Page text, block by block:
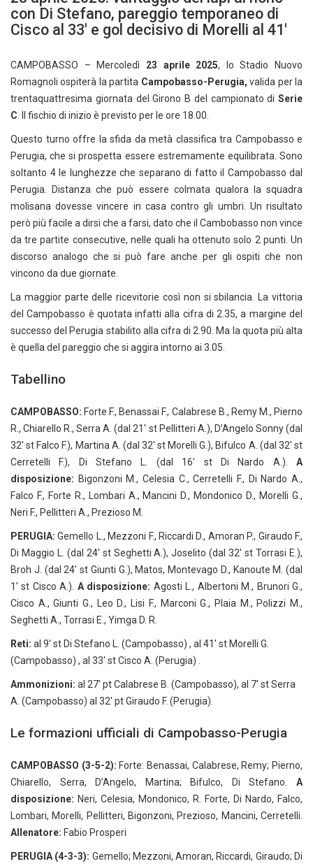
con Di Stefano, pareggio temporaneo di
Cisco al 33′ e gol decisivo di Morelli al 41′
CAMPOBASSO – Mercoledì 23 aprile 2025, lo Stadio Nuovo
Romagnoli ospiterà la partita Campobasso-Perugia, valida per la
trentaquattresima giornata del Girono B del campionato di Serie
C. Il fischio di inizio è previsto per le ore 18.00.
Questo turno offre la sfida da metà classifica tra Campobasso e
Perugia, che si prospetta essere estremamente equilibrata. Sono
soltanto 4 le lunghezze che separano di fatto il Campobasso dal
Perugia. Distanza che può essere colmata qualora la squadra
molisana dovesse vincere in casa contro gli umbri. Un risultato
però più facile a dirsi che a farsi, dato che il Cambobasso non vince
da tre partite consecutive, nelle quali ha ottenuto solo 2 punti. Un
discorso analogo che si può fare anche per gli ospiti che non
vincono da due giornate.
La maggior parte delle ricevitorie così non si sbilancia. La vittoria
del Campobasso è quotata infatti alla cifra di 2.35, a margine del
successo del Perugia stabilito alla cifra di 2.90. Ma la quota più alta
è quella del pareggio che si aggira intorno ai 3.05.
Tabellino
CAMPOBASSO: Forte F., Benassai F., Calabrese B., Remy M., Pierno
R., Chiarello R., Serra A. (dal 21′ st Pellitteri A.), D’Angelo Sonny (dal
32′ st Falco F.), Martina A. (dal 32′ st Morelli G.), Bifulco A. (dal 32′ st
Cerretelli F.), Di Stefano L. (dal 16′ st Di Nardo A.). A
disposizione: Bigonzoni M., Celesia C., Cerretelli F., Di Nardo A.,
Falco F., Forte R., Lombari A., Mancini D., Mondonico D., Morelli G.,
Neri F., Pellitteri A., Prezioso M.
PERUGIA: Gemello L., Mezzoni F., Riccardi D., Amoran P., Giraudo F.,
Di Maggio L. (dal 24′ st Seghetti A.), Joselito (dal 32′ st Torrasi E.),
Broh J. (dal 24′ st Giunti G.), Matos, Montevago D., Kanoute M. (dal
1′ st Cisco A.). A disposizione: Agosti L., Albertoni M., Brunori G.,
Cisco A., Giunti G., Leo D., Lisi F., Marconi G., Plaia M., Polizzi M.,
Seghetti A., Torrasi E., Yimga D. R.
Reti: al 9′ st Di Stefano L. (Campobasso) , al 41′ st Morelli G.
(Campobasso) , al 33′ st Cisco A. (Perugia) .
Ammonizioni: al 27′ pt Calabrese B. (Campobasso), al 7′ st Serra
A. (Campobasso) al 32′ pt Giraudo F. (Perugia).
Le formazioni ufficiali di Campobasso-Perugia
CAMPOBASSO (3-5-2): Forte: Benassai, Calabrese, Remy; Pierno,
Chiarello, Serra, D’Angelo, Martina; Bifulco, Di Stefano. A
disposizione: Neri, Celesia, Mondonico, R. Forte, Di Nardo, Falco,
Lombari, Morelli, Pellitteri, Bigonzoni, Prezioso, Mancini, Cerretelli.
Allenatore: Fabio Prosperi
PERUGIA (4-3-3): Gemello; Mezzoni, Amoran, Riccardi, Giraudo; Di